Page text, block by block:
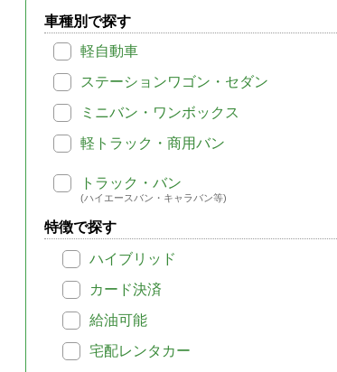
車種別で探す
軽自動車
ステーションワゴン・セダン
ミニバン・ワンボックス
軽トラック・商用バン
トラック・バン
(ハイエースバン・キャラバン等)
特徴で探す
ハイブリッド
カード決済
給油可能
宅配レンタカー